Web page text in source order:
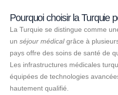
Pourquoi choisir la Turquie
La Turquie se distingue comme
un séjour médicalgrâce à
pays offre des soins de santé de
Les infrastructures médicales
équipées de technologies
hautement qualifié.